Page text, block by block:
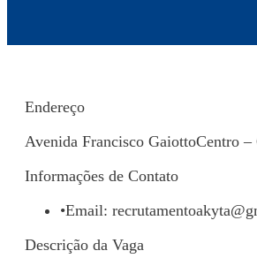
Endereço
Avenida Francisco GaiottoCentro –
Informações de Contato
•Email:
Descrição da Vaga